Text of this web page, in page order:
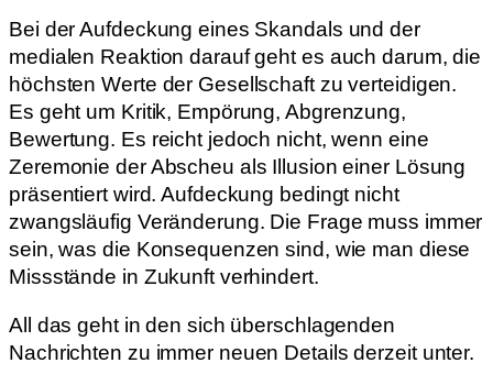
Bei der Aufdeckung eines Skandals und der
medialen Reaktion darauf geht es auch darum, die
höchsten Werte der Gesellschaft zu verteidigen.
Es geht um Kritik, Empörung, Abgrenzung,
Bewertung. Es reicht jedoch nicht, wenn eine
Zeremonie der Abscheu als Illusion einer Lösung
präsentiert wird. Aufdeckung bedingt nicht
zwangsläufig Veränderung. Die Frage muss immer
sein, was die Konsequenzen sind, wie man diese
Missstände in Zukunft verhindert.
All das geht in den sich überschlagenden
Nachrichten zu immer neuen Details derzeit unter.